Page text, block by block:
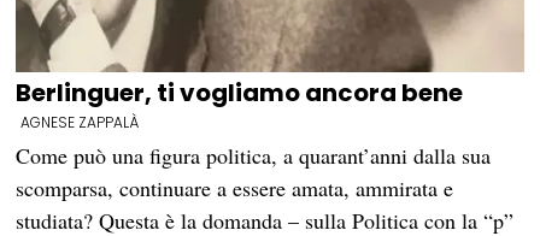
Berlinguer, ti vogliamo ancora bene
AGNESE ZAPPALÀ
Come può una figura politica, a quarant’anni dalla sua
scomparsa, continuare a essere amata, ammirata e
studiata? Questa è la domanda – sulla Politica con la “p”